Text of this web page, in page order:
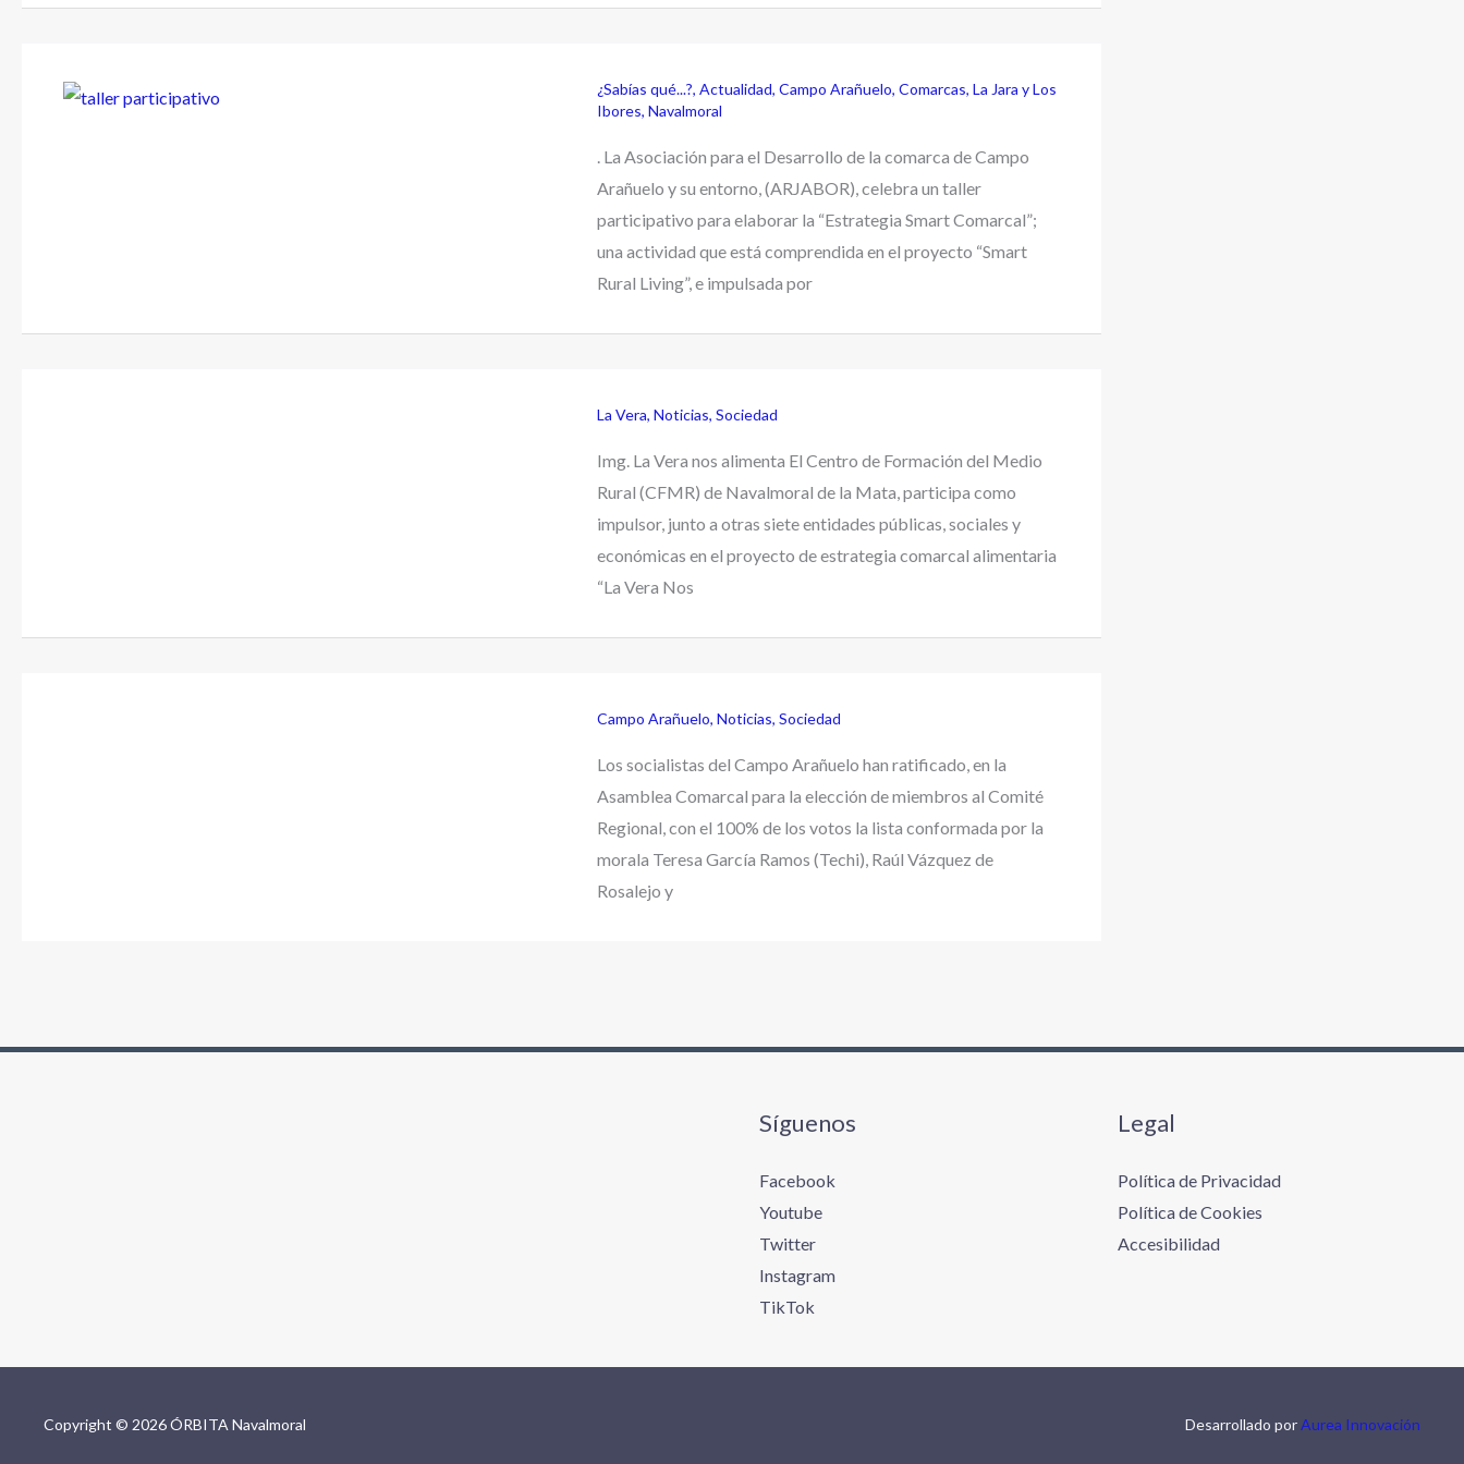
¿Sabías qué...?, Actualidad, Campo Arañuelo, Comarcas, La Jara y Los
Ibores, Navalmoral
. La Asociación para el Desarrollo de la comarca de Campo
Arañuelo y su entorno, (ARJABOR), celebra un taller
participativo para elaborar la “Estrategia Smart Comarcal”;
una actividad que está comprendida en el proyecto “Smart
Rural Living”, e impulsada por
La Vera, Noticias, Sociedad
Img. La Vera nos alimenta El Centro de Formación del Medio
Rural (CFMR) de Navalmoral de la Mata, participa como
impulsor, junto a otras siete entidades públicas, sociales y
económicas en el proyecto de estrategia comarcal alimentaria
“La Vera Nos
Campo Arañuelo, Noticias, Sociedad
Los socialistas del Campo Arañuelo han ratificado, en la
Asamblea Comarcal para la elección de miembros al Comité
Regional, con el 100% de los votos la lista conformada por la
morala Teresa García Ramos (Techi), Raúl Vázquez de
Rosalejo y
Síguenos
Facebook
Youtube
Twitter
Instagram
TikTok
Legal
Política de Privacidad
Política de Cookies
Accesibilidad
Copyright © 2026 ÓRBITA Navalmoral Desarrollado porAurea Innovación